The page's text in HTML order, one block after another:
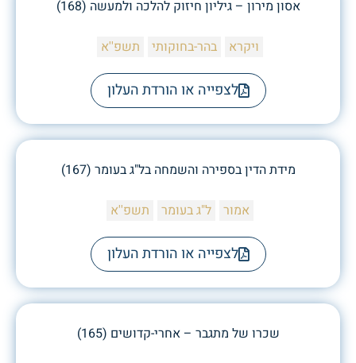
אסון מירון – גיליון חיזוק להלכה ולמעשה (168)
ויקרא בהר-בחוקותי תשפ''א
לצפייה או הורדת העלון
מידת הדין בספירה והשמחה בל"ג בעומר (167)
אמור ל"ג בעומר תשפ''א
לצפייה או הורדת העלון
שכרו של מתגבר – אחרי-קדושים (165)